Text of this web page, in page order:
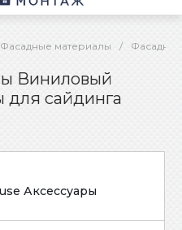
Фасадные материалы /
Виниловый
для сайдинга
Аксессуары